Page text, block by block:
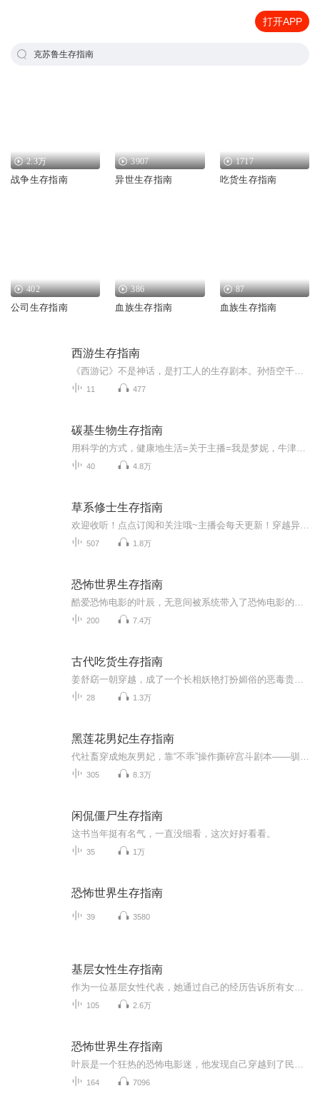
打开APP
克苏鲁生存指南
2.3万
战争生存指南
3907
异世生存指南
1717
吃货生存指南
402
公司生存指南
386
血族生存指南
87
血族生存指南
西游生存指南
11 477
碳基生物生存指南
40 4.8万
草系修士生存指南
507 1.8万
恐怖世界生存指南
200 7.4万
古代吃货生存指南
28 1.3万
黑莲花男妃生存指南
305 8.3万
闲侃僵尸生存指南
这书当年挺有名气，一直没细看，这次好好看看。
35 1万
恐怖世界生存指南
39 3580
基层女性生存指南
105 2.6万
恐怖世界生存指南
164 7096